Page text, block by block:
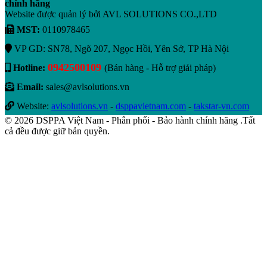
chính hãng
Website được quản lý bởi AVL SOLUTIONS CO.,LTD
MST: 0110978465
VP GD: SN78, Ngõ 207, Ngọc Hồi, Yên Sở, TP Hà Nội
Hotline: 0942500109 (Bán hàng - Hỗ trợ giải pháp)
Email: sales@avlsolutions.vn
Website: avlsolutions.vn - dsppavietnam.com - takstar-vn.com
© 2026 DSPPA Việt Nam - Phân phối - Bảo hành chính hãng .Tất
cả đều được giữ bản quyền.